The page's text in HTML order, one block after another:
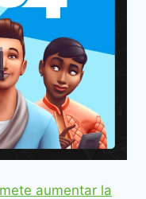
aumentar la